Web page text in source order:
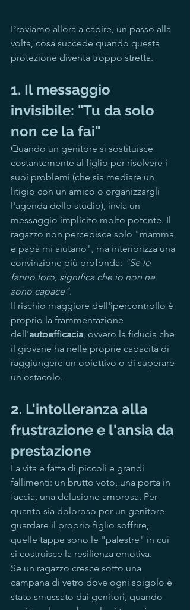
Proviamo allora a capire, un passo alla
volta, cosa succede quando questa
protezione diventa troppo stretta.
1. Il messaggio
invisibile: "Tu da solo
non ce la fai"
Quando un genitore si sostituisce
costantemente al figlio per risolvere i
suoi problemi (che sia mediare un
litigio con un amico o organizzargli
l'agenda dello studio), invia un
messaggio implicito molto potente. Il
ragazzo non percepisce solo "mamma
e papà mi aiutano", ma interiorizza una
convinzione più profonda: "Se lo
fanno loro, significa che io non ne
sono capace".
Il rischio maggiore dell'ipercontrollo è
proprio la frammentazione
dell'autoefficacia, ovvero la fiducia che
il giovane ha nelle proprie capacità di
raggiungere un obiettivo o di superare
un ostacolo.
2. L'intolleranza alla
frustrazione e l'ansia da
prestazione
La vita è fatta di piccoli e grandi
fallimenti: un brutto voto, una porta in
faccia, una delusione amorosa. Per
quanto sia doloroso per un genitore
guardare il proprio figlio soffrire,
quelle tappe sono le "palestre" in cui
si costruisce la resilienza emotiva.
Se un ragazzo cresce sotto una
campana di vetro dove ogni spigolo è
stato smussato dai genitori, quando